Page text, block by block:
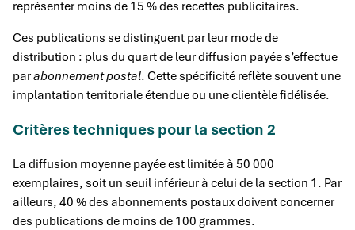
représenter moins de 15 % des recettes publicitaires.
Ces publications se distinguent par leur mode de
distribution : plus du quart de leur diffusion payée s’effectue
parabonnement postal. Cette spécificité reflète souvent une
implantation territoriale étendue ou une clientèle fidélisée.
Critères techniques pour la section 2
La diffusion moyenne payée est limitée à 50 000
exemplaires, soit un seuil inférieur à celui de la section 1. Par
ailleurs, 40 % des abonnements postaux doivent concerner
des publications de moins de 100 grammes.